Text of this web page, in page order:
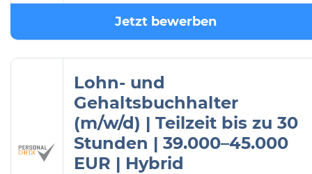
Jetzt bewerben
Lohn- und
Gehaltsbuchhalter
(m/w/d) | Teilzeit bis zu 30
Stunden | 39.000–45.000
EUR | Hybrid